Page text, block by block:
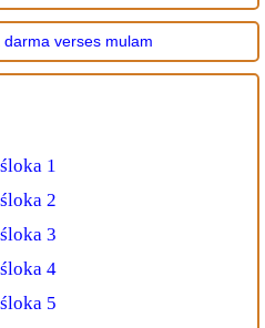
verses mulam
1
2
3
4
5